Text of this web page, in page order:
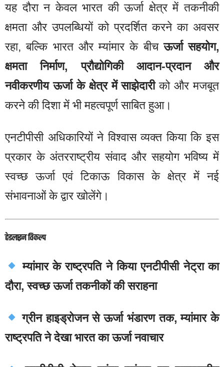
यह दौरा न केवल भारत की ऊर्जा क्षेत्र में तकनीकी
क्षमता और उपलब्धियों को प्रदर्शित करने का अवसर
रहा, बल्कि भारत और म्यांमार के बीचऊर्जा सहयोग,
क्षमता निर्माण, प्रौद्योगिकी आदान-प्रदान और
नवीकरणीय ऊर्जा के क्षेत्र में साझेदारीको और मजबूत
करने की दिशा में भी महत्वपूर्ण साबित हुआ।
एनटीपीसी अधिकारियों ने विश्वास व्यक्त किया कि इस
प्रकार के अंतरराष्ट्रीय संवाद और सहयोग भविष्य में
स्वच्छ ऊर्जा एवं टिकाऊ विकास के क्षेत्र में नई
संभावनाओं के द्वार खोलेंगे।
हेडलाइन विकल्प
म्यांमार के राष्ट्रपति ने किया एनटीपीसी नेट्रा का
दौरा, स्वच्छ ऊर्जा तकनीकों की सराहना
ग्रीन हाइड्रोजन से ऊर्जा भंडारण तक, म्यांमार के
राष्ट्रपति ने देखा भारत का ऊर्जा नवाचार